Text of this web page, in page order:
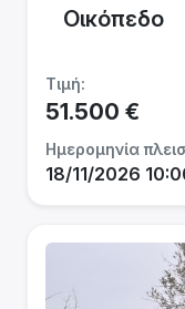
Οικόπεδο
Τιμή:
51.500 €
Ημερομηνία
18/11/2026